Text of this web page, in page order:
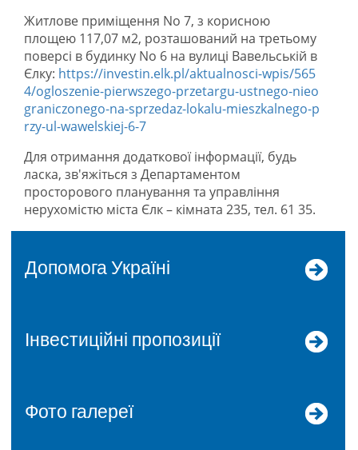
Житлове приміщення No 7, з корисною
площею 117,07 м2, розташований на третьому
поверсі в будинку No 6 на вулиці Вавельській в
Єлку: https://investin.elk.pl/aktualnosci-wpis/565
4/ogloszenie-pierwszego-przetargu-ustnego-nieo
graniczonego-na-sprzedaz-lokalu-mieszkalnego-p
rzy-ul-wawelskiej-6-7
Для отримання додаткової інформації, будь
ласка, зв'яжіться з Департаментом
просторового планування та управління
нерухомістю міста Єлк – кімната 235, тел. 61 35.
допомога Україні
Інвестиційні пропозиції
Фото галереї